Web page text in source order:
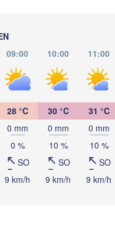
09:00 10:00 11:00
28 °C
0 mm
0 %
SO
9 km/h
30 °C
0 mm
10 %
SO
9 km/h
31 °C
0 mm
10 %
SO
9 km/h
Kingston